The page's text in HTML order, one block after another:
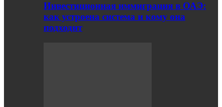
Инвестиционная иммиграция в ОАЭ:
как устроена система и кому она
подходит